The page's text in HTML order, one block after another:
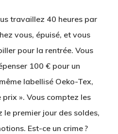
travaillez 40 heures par
vous, épuisé, et vous
pour la rentrée. Vous
100 € pour un
labellisé Oeko-Tex,
». Vous comptez les
le premier jour des soldes,
Est-ce un crime ?